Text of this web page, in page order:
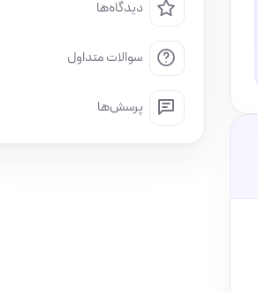
دیدگاه‌ها
سوالات متداول
پرسش‌ها